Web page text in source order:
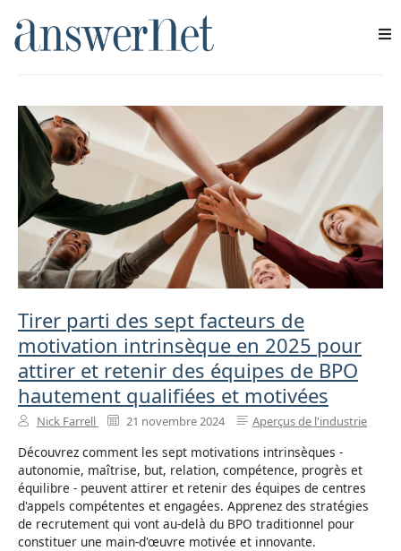
Industries
Ressources
À propos de nous
Nous contacter
externalisation
Tirer parti des sept facteurs de
motivation intrinsèque en 2025 pour
attirer et retenir des équipes de BPO
hautement qualifiées et motivées
Nick Farrell 21 novembre 2024 Aperçus de l'industrie
Découvrez comment les sept motivations intrinsèques -
autonomie, maîtrise, but, relation, compétence, progrès et
équilibre - peuvent attirer et retenir des équipes de centres
d'appels compétentes et engagées. Apprenez des stratégies
de recrutement qui vont au-delà du BPO traditionnel pour
constituer une main-d'œuvre motivée et innovante.